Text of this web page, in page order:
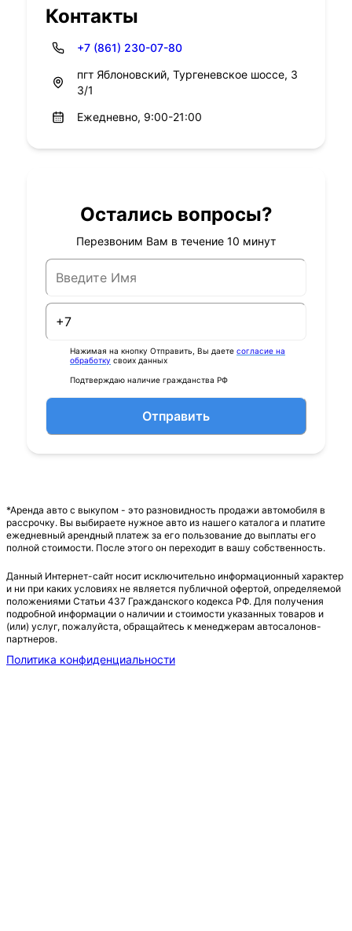
Контакты
+7 (861) 230-07-80
пгт Яблоновский, Тургеневское шоссе, 3
3/1
Ежедневно, 9:00-21:00
Остались вопросы?
Перезвоним Вам в течение 10 минут
Нажимая на кнопку Отправить, Вы даете согласие на
обработку своих данных
Подтверждаю наличие гражданства РФ
Отправить
*Аренда авто с выкупом - это разновидность продажи автомобиля в
рассрочку. Вы выбираете нужное авто из нашего каталога и платите
ежедневный арендный платеж за его пользование до выплаты его
полной стоимости. После этого он переходит в вашу собственность.
Данный Интернет-сайт носит исключительно информационный характер
и ни при каких условиях не является публичной офертой, определяемой
положениями Статьи 437 Гражданского кодекса РФ. Для получения
подробной информации о наличии и стоимости указанных товаров и
(или) услуг, пожалуйста, обращайтесь к менеджерам автосалонов-
партнеров.
Политика конфиденциальности